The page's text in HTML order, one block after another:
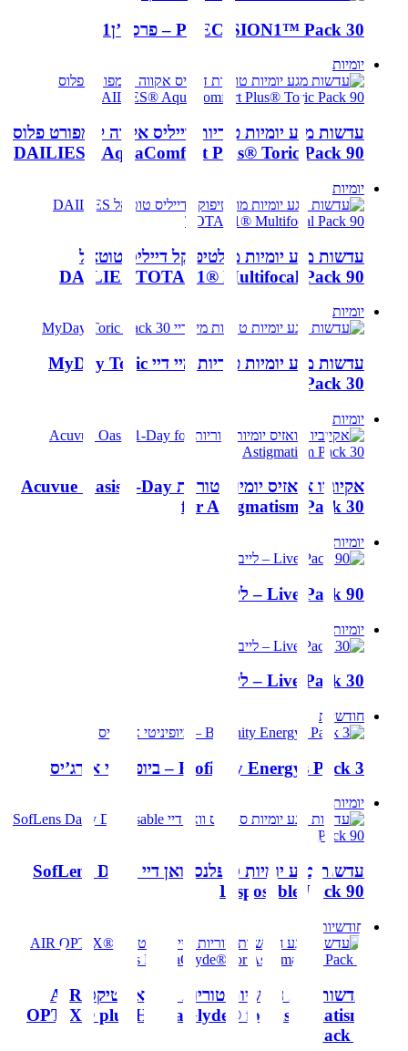
PRECISION1™ Pack 30 – פרסיז’ן1
יומיות
עדשות מגע יומיות טוריות דייליס אקווה קומפורט פלוס
DAILIES® AquaComfort Plus® Toric Pack 90
יומיות
עדשות מגע יומיות מולטיפוקל דייליס טוטאל
DAILIES TOTAL1® Multifocal Pack 90
יומיות
עדשות מגע יומיות טוריות מיי דיי MyDay Toric
Pack 30
יומיות
אקיוביו אואזיס יומיות טוריות Acuvue Oasis 1-Day
for Astigmatism Pack 30
יומיות
Live Pack 90 – לייב
יומיות
Live Pack 30 – לייב
חודשיות
Biofinity Energys Pack 3 – ביופיניטי אנרג’יס
יומיות
עדשות מגע יומיות סופלנס וואן דיי SofLens Daily
Disposable Pack 90
חודשיות
עדשות מגע חודשיות טוריות אייר אופטיקס AIR
OPTIX® plus HydraGlyde® for Astigmatism
Pack 6